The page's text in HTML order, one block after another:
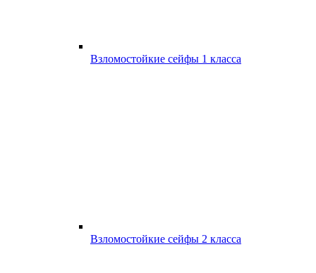
Взломостойкие сейфы 1 класса
Взломостойкие сейфы 2 класса